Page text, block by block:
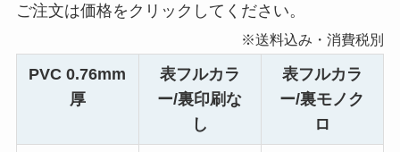
ご注文は価格をクリックしてください。
※送料込み・消費税別
PVC 0.76mm
厚
表フルカラ
ー/裏印刷な
し
表フルカラ
ー/裏モノク
ロ